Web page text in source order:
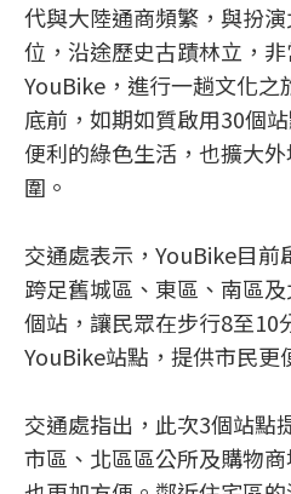
代與大陸通商頻繁，與扮
位，沿途歷史古蹟林立，
YouBike，進行一趟文化之
底前，如期如質啟用30個
便利的綠色生活，也擴大
圍。
交通處表示，YouBike目前
跨足舊城區、東區、南區
個站，讓民眾在步行8至10
YouBike站點，提供市民更
交通處指出，此次3個站點
市區、北區區公所及購物